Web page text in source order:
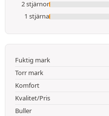
2 stjärnor
1 stjärna
Fuktig mark
Torr mark
Komfort
Kvalitet/Pris
Buller